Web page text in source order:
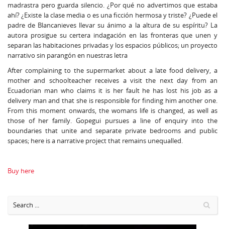
madrastra pero guarda silencio. ¿Por qué no advertimos que estaba
ahí? ¿Existe la clase media o es una ficción hermosa y triste? ¿Puede el
padre de Blancanieves llevar su ánimo a la altura de su espíritu? La
autora prosigue su certera indagación en las fronteras que unen y
separan las habitaciones privadas y los espacios públicos; un proyecto
narrativo sin parangón en nuestras letra
After complaining to the supermarket about a late food delivery, a
mother and schoolteacher receives a visit the next day from an
Ecuadorian man who claims it is her fault he has lost his job as a
delivery man and that she is responsible for finding him another one.
From this moment onwards, the womans life is changed, as well as
those of her family. Gopegui pursues a line of enquiry into the
boundaries that unite and separate private bedrooms and public
spaces; here is a narrative project that remains unequalled.
Buy here